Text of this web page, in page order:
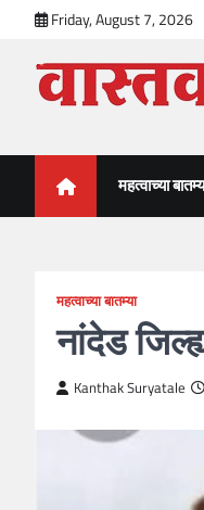
content
Friday, August 7, 2026
महत्वाच्या
महत्वाच्या बातम्या
नांदेड
Kanthak Suryatale